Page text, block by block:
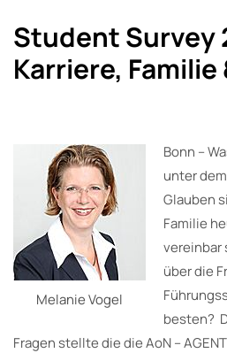
Student Survey
Karriere, Familie
Melanie Vogel
Bonn –
unter
Glauben
Familie
vereinbar
über die
besten?
Fragen stellte die die AoN –